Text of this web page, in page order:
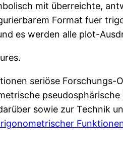
mit überreichte,
Format fuer
es werden alle plot-
seriöse
sowie zur Technik